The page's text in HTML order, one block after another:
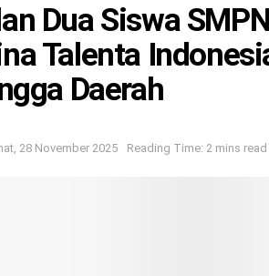
Dua Siswa
Talenta
Daerah
28 November 2025 Reading Time: 2 mins read